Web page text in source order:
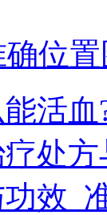
位
活血
处方
效_